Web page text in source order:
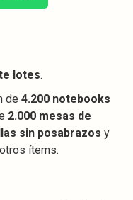
lotes.
de 4.200 notebooks
2.000 mesas de
sin posabrazos y
ítems.